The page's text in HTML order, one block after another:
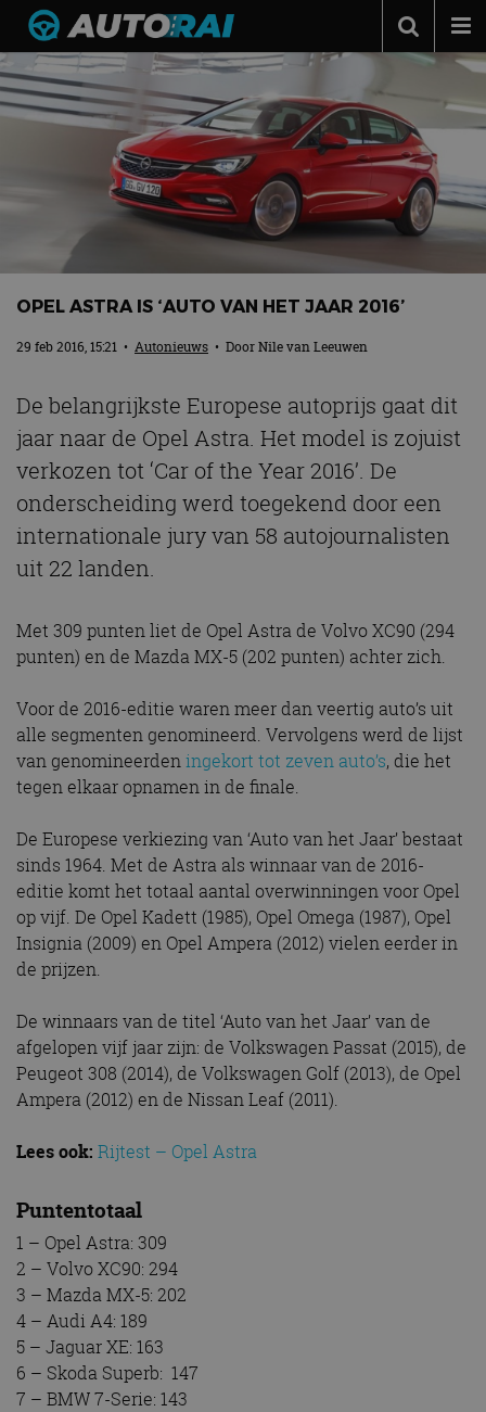
Autonieuws
Podcast
Automerken
Adverteren
Contact
MotorRAI.nl
OPEL ASTRA IS ‘AUTO VAN HET JAAR 2016’
29 feb 2016, 15:21 • Autonieuws • DoorNile van Leeuwen
De belangrijkste Europese autoprijs gaat dit
jaar naar de Opel Astra. Het model is zojuist
verkozen tot ‘Car of the Year 2016’. De
onderscheiding werd toegekend door een
internationale jury van 58 autojournalisten
uit 22 landen.
Met 309 punten liet de Opel Astra de Volvo XC90 (294
punten) en de Mazda MX-5 (202 punten) achter zich.
Voor de 2016-editie waren meer dan veertig auto’s uit
alle segmenten genomineerd. Vervolgens werd de lijst
van genomineerdeningekort tot zeven auto’s, die het
tegen elkaar opnamen in de finale.
De Europese verkiezing van ‘Auto van het Jaar’ bestaat
sinds 1964. Met de Astra als winnaar van de 2016-
editie komt het totaal aantal overwinningen voor Opel
op vijf. De Opel Kadett (1985), Opel Omega (1987), Opel
Insignia (2009) en Opel Ampera (2012) vielen eerder in
de prijzen.
De winnaars van de titel ‘Auto van het Jaar’ van de
afgelopen vijf jaar zijn: de Volkswagen Passat (2015), de
Peugeot 308 (2014), de Volkswagen Golf (2013), de Opel
Ampera (2012) en de Nissan Leaf (2011).
Lees ook: Rijtest – Opel Astra
Puntentotaal
1 – Opel Astra: 309
2 – Volvo XC90: 294
3 – Mazda MX-5: 202
4 – Audi A4: 189
5 – Jaguar XE: 163
6 – Skoda Superb: 147
7 – BMW 7-Serie: 143